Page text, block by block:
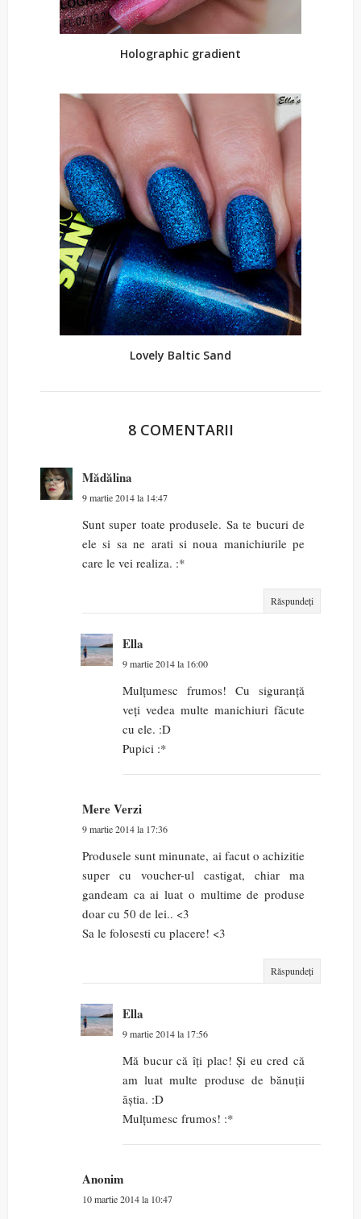
Holographic gradient
Lovely Baltic Sand
8 COMENTARII
Mădălina
9 martie 2014 la 14:47
Sunt super toate produsele. Sa te bucuri de
ele si sa ne arati si noua manichiurile pe
care le vei realiza. :*
Răspundeți
Ella
9 martie 2014 la 16:00
Mulțumesc frumos! Cu siguranță
veți vedea multe manichiuri făcute
cu ele. :D
Pupici :*
Mere Verzi
9 martie 2014 la 17:36
Produsele sunt minunate, ai facut o achizitie
super cu voucher-ul castigat, chiar ma
gandeam ca ai luat o multime de produse
doar cu 50 de lei.. <3
Sa le folosesti cu placere! <3
Răspundeți
Ella
9 martie 2014 la 17:56
Mă bucur că îți plac! Și eu cred că
am luat multe produse de bănuții
ăștia. :D
Mulțumesc frumos! :*
Anonim
10 martie 2014 la 10:47